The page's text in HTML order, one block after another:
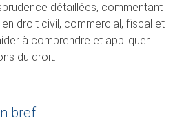
détaillées, commentant
droit civil, commercial, fiscal et
à comprendre et appliquer
du droit.
bref